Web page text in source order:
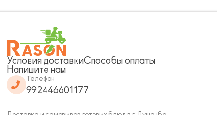
Условия доставкиСпособы оплаты
Напишите нам
Телефон
992446601177